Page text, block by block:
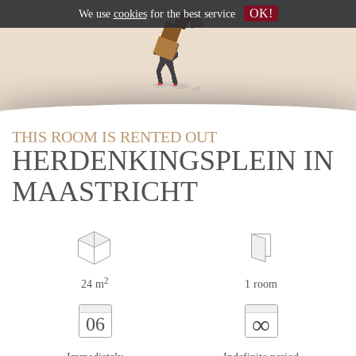
THIS ROOM IS RENTED OUT
HERDENKINGSPLEIN IN
MAASTRICHT
24 m2 1 room
06 ∞
We use cookiesfor the best service OK!